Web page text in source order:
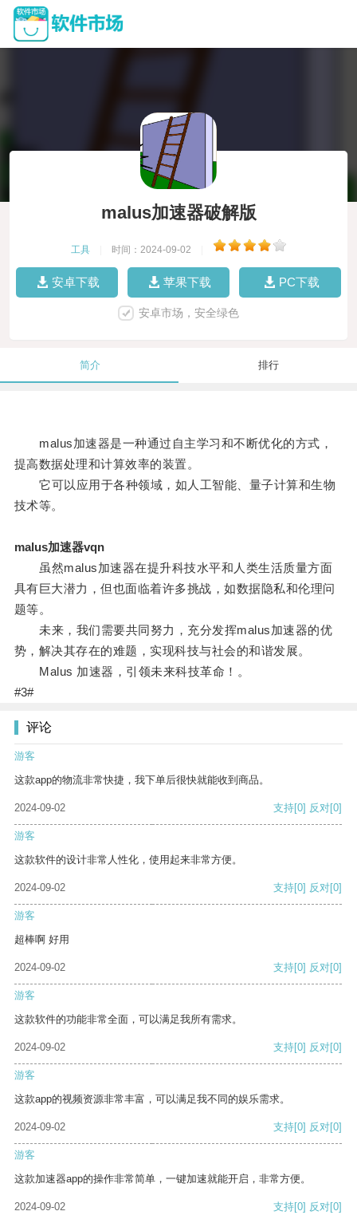
malus加速器破解版
工具 时间：2024-09-02
安卓下载 苹果下载 PC下载
安卓市场，安全绿色
简介 排行
malus加速器是一种通过自主学习和不断优化的方式，
提高数据处理和计算效率的装置。
它可以应用于各种领域，如人工智能、量子计算和生物
技术等。
malus加速器vqn
虽然malus加速器在提升科技水平和人类生活质量方面
具有巨大潜力，但也面临着许多挑战，如数据隐私和伦理问
题等。
未来，我们需要共同努力，充分发挥malus加速器的优
势，解决其存在的难题，实现科技与社会的和谐发展。
Malus 加速器，引领未来科技革命！。
#3#
评论
游客
这款app的物流非常快捷，我下单后很快就能收到商品。
2024-09-02 支持[0] 反对[0]
游客
这款软件的设计非常人性化，使用起来非常方便。
2024-09-02 支持[0] 反对[0]
游客
超棒啊 好用
2024-09-02 支持[0] 反对[0]
游客
这款软件的功能非常全面，可以满足我所有需求。
2024-09-02 支持[0] 反对[0]
游客
这款app的视频资源非常丰富，可以满足我不同的娱乐需求。
2024-09-02 支持[0] 反对[0]
游客
这款加速器app的操作非常简单，一键加速就能开启，非常方便。
2024-09-02 支持[0] 反对[0]